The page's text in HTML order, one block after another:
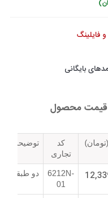
فایلینگ
بایگانی
محصول
کد
تجاری
توضیحات
6212N-
01
دو طبقه